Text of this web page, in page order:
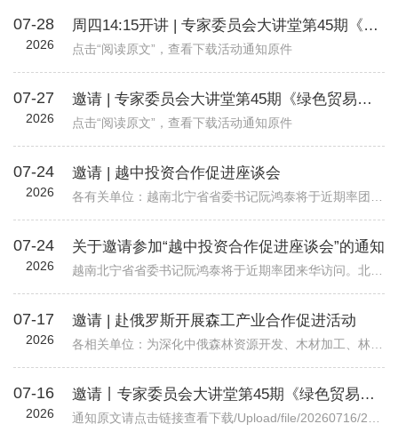
07-28
2026
周四14:15开讲 | 专家委员会大讲堂第45期《绿色贸易时代下的企业碳管理升级路径—从合规到竞争力》
点击“阅读原文”，查看下载活动通知原件
07-27
2026
邀请 | 专家委员会大讲堂第45期《绿色贸易时代下的企业碳管理升级路径—从合规到竞争力》
点击“阅读原文”，查看下载活动通知原件
07-24
2026
邀请 | 越中投资合作促进座谈会
07-24
2026
关于邀请参加“越中投资合作促进座谈会”的通知
07-17
2026
邀请 | 赴俄罗斯开展森工产业合作促进活动
07-16
2026
邀请丨专家委员会大讲堂第45期《绿色贸易时代下的企业碳管理升级路径—从合规到竞争力》公益讲座